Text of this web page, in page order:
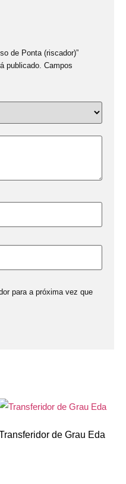
de Grau Eda
de Ponta (riscador)”
publicado. Campos
para a próxima vez que